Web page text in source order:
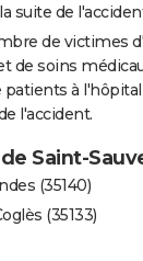
suite de
de victimes
de soins
à
l'accident.
Saint-
(35140)
(35133)